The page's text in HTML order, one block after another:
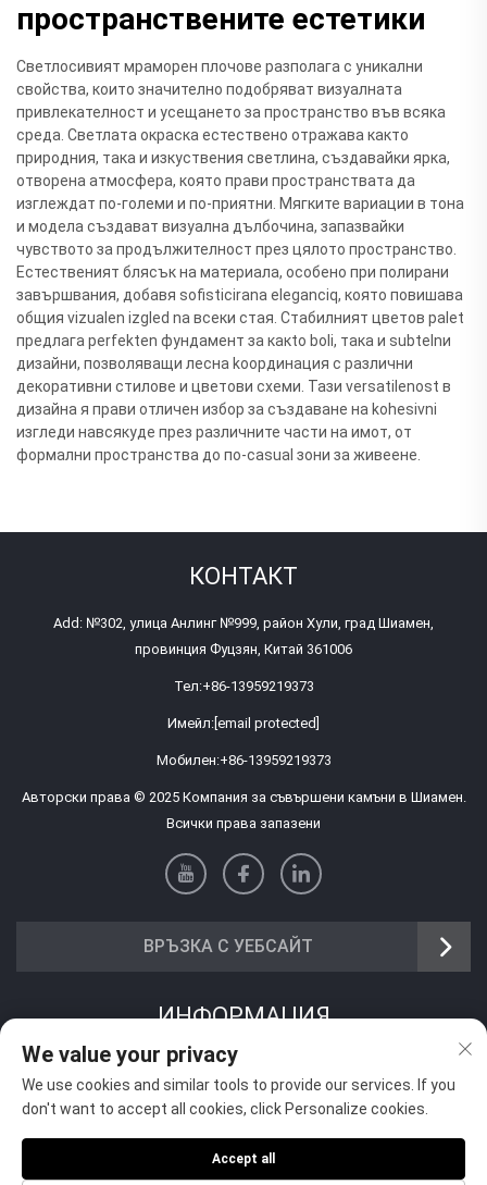
пространствените естетики
Светлосивият мраморен плочове разполага с уникални
свойства, които значително подобряват визуалната
привлекателност и усещането за пространство във всяка
среда. Светлата окраска естествено отражава както
природния, така и изкуствения светлина, създавайки ярка,
отворена атмосфера, която прави пространствата да
изглеждат по-големи и по-приятни. Мягките вариации в тона
и модела създават визуална дълбочина, запазвайки
чувството за продължителност през цялото пространство.
Естественият блясък на материалa, особено при полирани
завършвания, добавя sofisticirana eleganciq, която повишава
общия vizualen izgled na всеки стая. Стабилният цветов palet
предлага perfekten фундамент за какto boli, такa и subtelnи
дизайни, позволяващи лесна koординация с различни
декоративни стилове и цветови схеми. Тази versatilenost в
дизайна я прави отличен избор за създаване на kohesivni
изгледи навсякyде през различните части на имот, от
формални пространства до по-casual зони за живеене.
КОНТАКТ
Add: №302, улица Анлинг №999, район Хули, град Шиамен,
провинция Фуцзян, Китай 361006
Тел:+86-13959219373
Имейл: [email protected]
Мобилен:+86-13959219373
Авторски права © 2025 Компания за съвършени камъни в Шиамен.
Всички права запазени
ВРЪЗКА С УЕБСАЙТ
ИНФОРМАЦИЯ
Запишете се, за да получавате нашия седмичен бюлетин
We value your privacy
We use cookies and similar tools to provide our services. If you
don't want to accept all cookies, click Personalize cookies.
Accept all